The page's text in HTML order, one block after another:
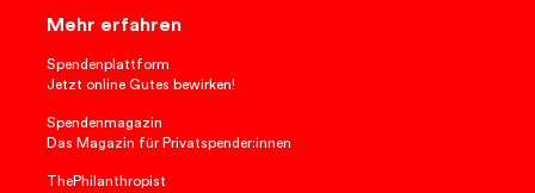
Mehr erfahren
Spendenplattform
Jetzt online Gutes bewirken!
Spendenmagazin
Das Magazin für Privatspender:innen
ThePhilanthropist